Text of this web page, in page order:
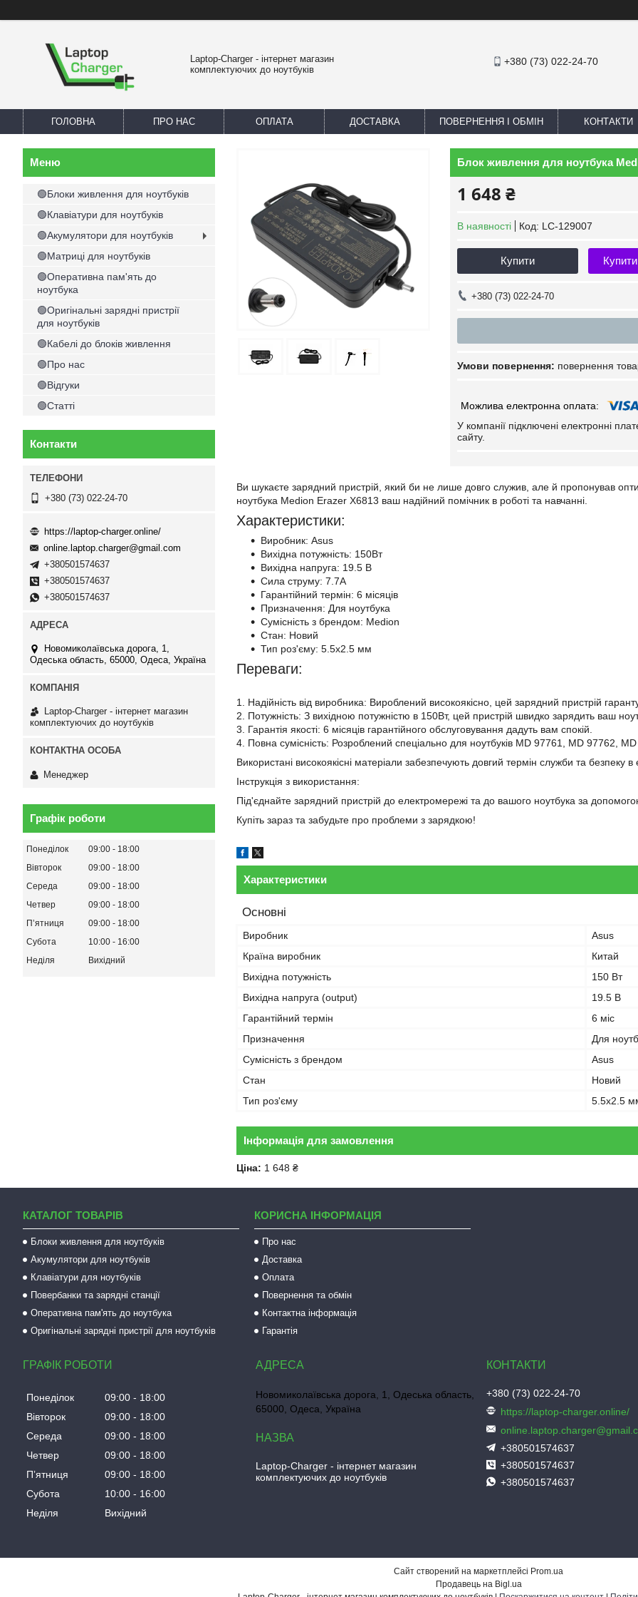
Laptop-Charger - інтернет магазин
комплектуючих до ноутбуків
+380 (73) 022-24-70
ГОЛОВНА ПРО НАС ОПЛАТА ДОСТАВКА ПОВЕРНЕННЯ І ОБМІН КОНТАКТИ
Блок живлення для ноутбука
1 648 ₴
В наявності Код: LC-129007
Купити
+380 (73) 022-24-70
повернення
У компанії підключені електронні
сайту.
Ви шукаєте зарядний пристрій, який би не лише довго служив, але й пропонував
ноутбука Medion Erazer X6813 ваш надійний помічник в роботі та навчанні.
Характеристики:
Виробник: Asus
Вихідна потужність: 150Вт
Вихідна напруга: 19.5 В
Сила струму: 7.7А
Гарантійний термін: 6 місяців
Призначення: Для ноутбука
Сумісність з брендом: Medion
Стан: Новий
Тип роз'єму: 5.5x2.5 мм
Переваги:
1. Надійність від виробника: Вироблений високоякісно, цей зарядний пристрій
2. Потужність: З вихідною потужністю в 150Вт, цей пристрій швидко зарядить ваш
3. Гарантія якості: 6 місяців гарантійного обслуговування дадуть вам спокій.
4. Повна сумісність: Розроблений спеціально для ноутбуків MD 97761, MD 97762,
Використані високоякісні матеріали забезпечують довгий термін служби та безпеку в
Інструкція з використання:
Під'єднайте зарядний пристрій до електромережі та до вашого ноутбука за
Купіть зараз та забудьте про проблеми з зарядкою!
Характеристики
Основні
Виробник
Asus
Країна виробник
Китай
Вихідна потужність
150 Вт
Вихідна напруга (output)
19.5 В
Гарантійний термін
6 міс
Призначення
Для
Сумісність з брендом
Asus
Стан
Новий
Тип роз'єму
5.5x2.5
Інформація для замовлення
Ціна: 1 648 ₴
🟢Блоки живлення для ноутбуків
🟢Клавіатури для ноутбуків
🟢Акумулятори для ноутбуків
🟢Матриці для ноутбуків
🟢Оперативна пам'ять до
ноутбука
🟢Оригінальні зарядні пристрії
для ноутбуків
🟢Кабелі до блоків живлення
🟢Про нас
🟢Відгуки
🟢Статті
Контакти
+380 (73) 022-24-70
https://laptop-charger.online/
online.laptop.charger@gmail.com
+380501574637
+380501574637
+380501574637
Новомиколаївська дорога, 1,
Одеська область, 65000, Одеса, Україна
Laptop-Charger - інтернет магазин
комплектуючих до ноутбуків
Менеджер
Графік роботи
Понеділок 09:00
18:00
Вівторок
09:00
18:00
Середа
09:00
18:00
Четвер
09:00
18:00
Пʼятниця
09:00
18:00
Субота
10:00
16:00
Неділя
Вихідний
КАТАЛОГ ТОВАРІВ
Блоки живлення для ноутбуків
Акумулятори для ноутбуків
Клавіатури для ноутбуків
Повербанки та зарядні станції
Оперативна пам'ять до ноутбука
Оригінальні зарядні пристрії для ноутбуків
КОРИСНА ІНФОРМАЦІЯ
Про нас
Доставка
Оплата
Повернення та обмін
Контактна інформація
Гарантія
ГРАФІК РОБОТИ
Понеділок 09:00
18:00
Вівторок
09:00
18:00
Середа
09:00
18:00
Четвер
09:00
18:00
Пʼятниця
09:00
18:00
Субота
10:00
16:00
Неділя
Вихідний
Новомиколаївська дорога, 1, Одеська область,
65000, Одеса, Україна
Laptop-Charger - інтернет магазин
комплектуючих до ноутбуків
+380 (73) 022-24-70
https://laptop-charger.online/
+380501574637
+380501574637
+380501574637
Сайт створений на маркетплейсі Prom.ua
Продавець на Bigl.ua